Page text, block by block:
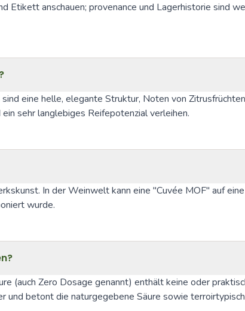
Etikett anschauen; provenance und Lagerhistorie sind
eine helle, elegante Struktur, Noten von
sehr langlebiges Reifepotenzial verleihen.
In der Weinwelt kann eine "Cuvée MOF" auf
wurde.
(auch Zero Dosage genannt) enthält keine oder
und betont die naturgegebene Säure sowie